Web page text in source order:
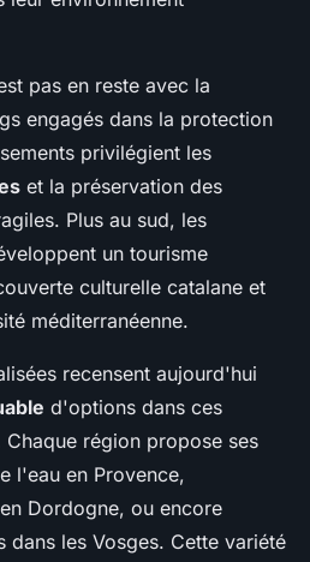
pas en reste avec la
engagés dans la protection
privilégient les
et la préservation des
Plus au sud, les
un tourisme
culturelle catalane et
méditerranéenne.
recensent aujourd'hui
d'options dans ces
région propose ses
l'eau en Provence,
Dordogne, ou encore
dans les Vosges. Cette variété